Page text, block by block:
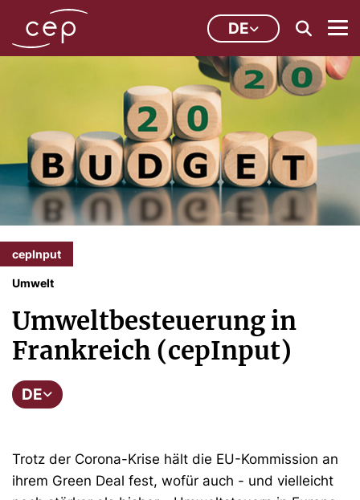
DE
cepInput
Umwelt
Umweltbesteuerung in
Frankreich (cepInput)
DE
Trotz der Corona-Krise hält die EU-Kommission an
ihrem Green Deal fest, wofür auch - und vielleicht